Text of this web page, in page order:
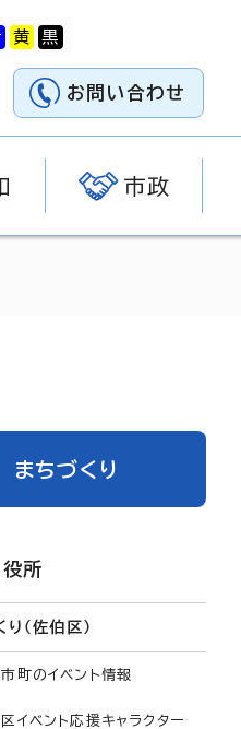
お問い合わせ
市政
まちづくり
所
（佐伯区）
町のイベント情報
イベント応援キャラクター